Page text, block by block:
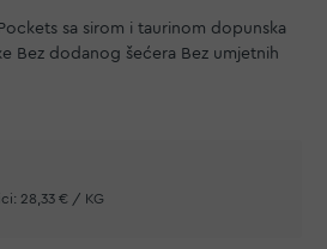
sa sirom i taurinom dopunska
Bez dodanog šećera Bez umjetnih
28,33 € / KG